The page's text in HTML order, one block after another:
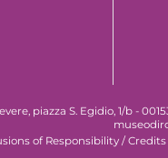
piazza S. Egidio, 1/b -
of Responsibility /Credits